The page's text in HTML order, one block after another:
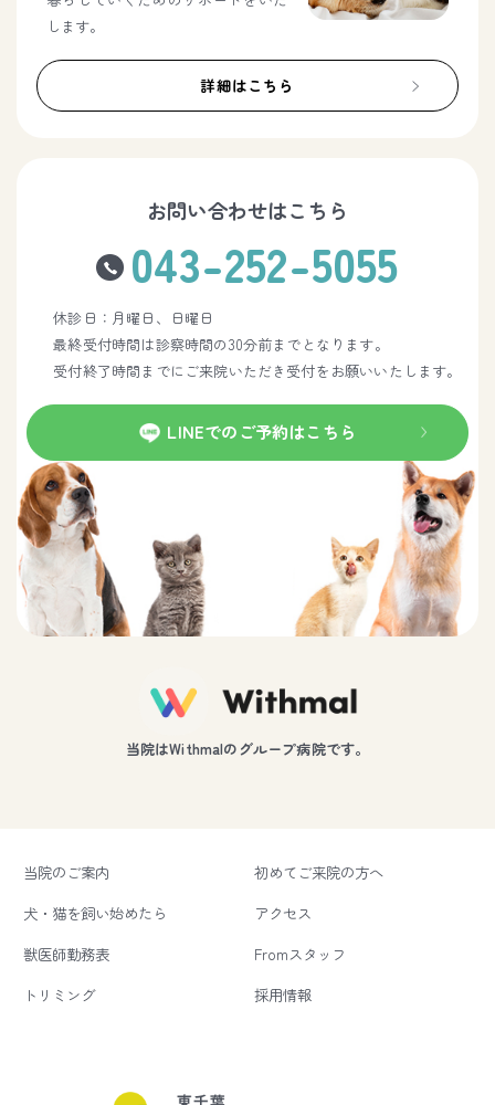
します。
詳細はこちら
お問い合わせはこちら
043-252-5055
休診日：月曜日、日曜日
最終受付時間は診察時間の30分前までとなります。
受付終了時間までにご来院いただき受付をお願いいたします。
LINEでのご予約はこちら
当院はWithmalのグループ病院です。
当院のご案内
初めてご来院の方へ
犬・猫を飼い始めたら
アクセス
獣医師勤務表
Fromスタッフ
トリミング
採用情報